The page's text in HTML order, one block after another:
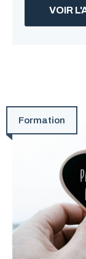
VOIR
Formation